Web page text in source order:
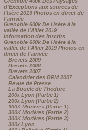
d'Exceptions aux sources de
l'Isère 2019 Photos en direct de
l'arrivée
Grenoble 600k De l'Isère à la
vallée de l'Allier 2019
Information des inscrits
Grenoble 600k De l'Isère à la
vallée de l'Allier 2019 Photos en
direct de l'arrivée
Brevets 2009
Brevets 2008
Brevets 2007
Calendrier des BRM 2007
Revue de Presse
La Boucle de Thodure
200k Lyon (Partie 1)
200k Lyon (Partie 2)
300K Morières (Partie 1)
300K Morières (Partie 2)
300K Morières (Partie 3)
300k Lyon